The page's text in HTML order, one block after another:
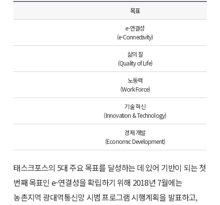
목표
e-연결성
(e-Connectivity)
삶의 질
(Quality of Life)
노동력
(Work Force)
기술 혁신
(Innovation & Technology)
경제 개발
(Economic Development)
태스크포스의 5대 주요 목표를 달성하는 데 있어 기반이 되는 첫
번째 목표인 e-연결성을 확립하기 위해 2018년 7월에는
농촌지역 광대역통신망 시범 프로그램 시행계획을 발표하고,